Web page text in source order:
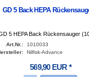
GD 5 Back HEPA
5 HEPA Back Rückensauger
Art.Nr.:
1010033
Nilfisk-Advance
569,90 EUR *